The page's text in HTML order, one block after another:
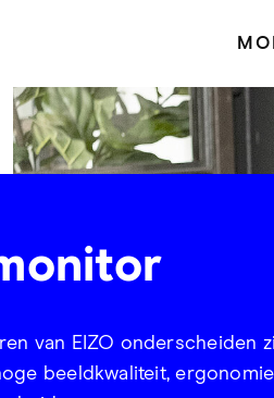
van EIZO onderscheiden
beeldkwaliteit,